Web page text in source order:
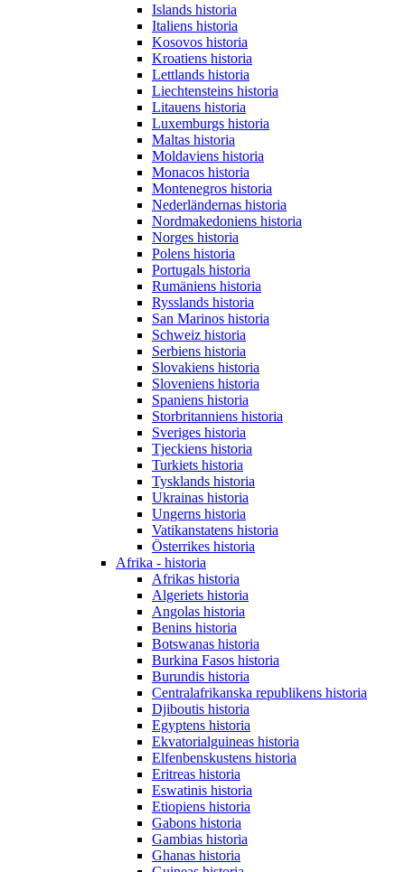
Islands historia
Italiens historia
Kosovos historia
Kroatiens historia
Lettlands historia
Liechtensteins historia
Litauens historia
Luxemburgs historia
Maltas historia
Moldaviens historia
Monacos historia
Montenegros historia
Nederländernas historia
Nordmakedoniens historia
Norges historia
Polens historia
Portugals historia
Rumäniens historia
Rysslands historia
San Marinos historia
Schweiz historia
Serbiens historia
Slovakiens historia
Sloveniens historia
Spaniens historia
Storbritanniens historia
Sveriges historia
Tjeckiens historia
Turkiets historia
Tysklands historia
Ukrainas historia
Ungerns historia
Vatikanstatens historia
Österrikes historia
Afrika - historia
Afrikas historia
Algeriets historia
Angolas historia
Benins historia
Botswanas historia
Burkina Fasos historia
Burundis historia
Centralafrikanska republikens historia
Djiboutis historia
Egyptens historia
Ekvatorialguineas historia
Elfenbenskustens historia
Eritreas historia
Eswatinis historia
Etiopiens historia
Gabons historia
Gambias historia
Ghanas historia